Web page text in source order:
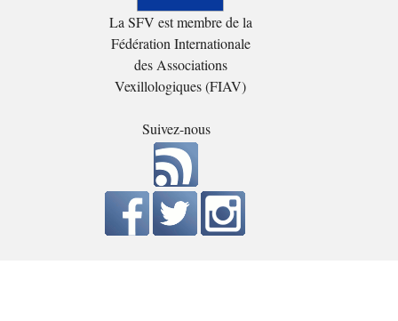
La SFV est membre de la
Fédération Internationale
des Associations
Vexillologiques (FIAV)
Suivez-nous